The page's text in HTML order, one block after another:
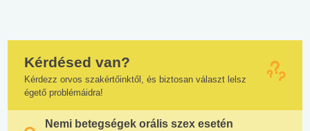
Kérdésed van?
Kérdezz orvos szakértőinktől, és biztosan választ lelsz
égető problémáidra!
Nemi betegségek orális szex esetén